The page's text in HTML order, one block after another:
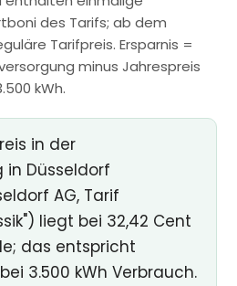
des Tarifs; ab dem
Tarifpreis. Ersparnis =
minus Jahrespreis
kWh.
in der
in Düsseldorf
AG, Tarif
liegt bei 32,42 Cent
das entspricht
bei 3.500 kWh Verbrauch.